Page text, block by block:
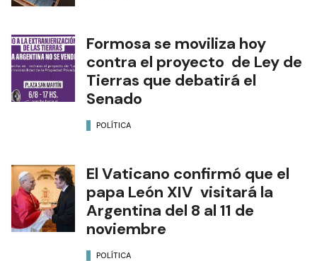
Formosa se moviliza hoy
contra el proyecto de Ley de
Tierras que debatirá el
Senado
POLÍTICA
El Vaticano confirmó que el
papa León XIV visitará la
Argentina del 8 al 11 de
noviembre
POLÍTICA